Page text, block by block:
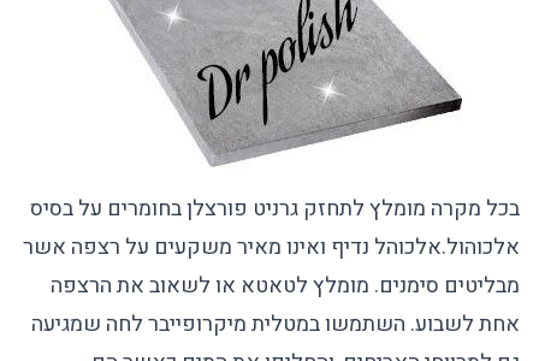
בכל מקרה מומלץ לתחזק גרניט פורצלן בחומרים על בסיס
אלכוהול.אלכוהל נדיף ואינו מאיר משקעים על רצפה אשר
מבליטים סימנים. מומלץ לטאטא או לשאוב את הרצפה
אחת לשבוע. השתמשו במטלית מיקרופייבר לחה שמגיעה